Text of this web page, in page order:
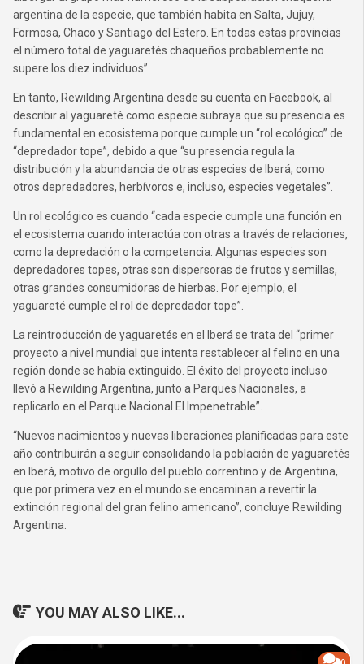
argentina de la especie, que también habita en Salta, Jujuy,
Formosa, Chaco y Santiago del Estero. En todas estas provincias
el número total de yaguaretés chaqueños probablemente no
supere los diez individuos”.
En tanto, Rewilding Argentina desde su cuenta en Facebook, al
describir al yaguareté como especie subraya que su presencia es
fundamental en ecosistema porque cumple un “rol ecológico” de
“depredador tope”, debido a que “su presencia regula la
distribución y la abundancia de otras especies de Iberá, como
otros depredadores, herbívoros e, incluso, especies vegetales”.
Un rol ecológico es cuando “cada especie cumple una función en
el ecosistema cuando interactúa con otras a través de relaciones,
como la depredación o la competencia. Algunas especies son
depredadores topes, otras son dispersoras de frutos y semillas,
otras grandes consumidoras de hierbas. Por ejemplo, el
yaguareté cumple el rol de depredador tope”.
La reintroducción de yaguaretés en el Iberá se trata del “primer
proyecto a nivel mundial que intenta restablecer al felino en una
región donde se había extinguido. El éxito del proyecto incluso
llevó a Rewilding Argentina, junto a Parques Nacionales, a
replicarlo en el Parque Nacional El Impenetrable”.
“Nuevos nacimientos y nuevas liberaciones planificadas para este
año contribuirán a seguir consolidando la población de yaguaretés
en Iberá, motivo de orgullo del pueblo correntino y de Argentina,
que por primera vez en el mundo se encaminan a revertir la
extinción regional del gran felino americano”, concluye Rewilding
Argentina.
YOU MAY ALSO LIKE...